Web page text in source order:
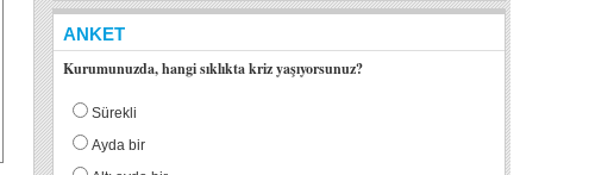
ANKET
Kurumunuzda, hangi sıklıkta kriz yaşıyorsunuz?
Sürekli
Ayda bir